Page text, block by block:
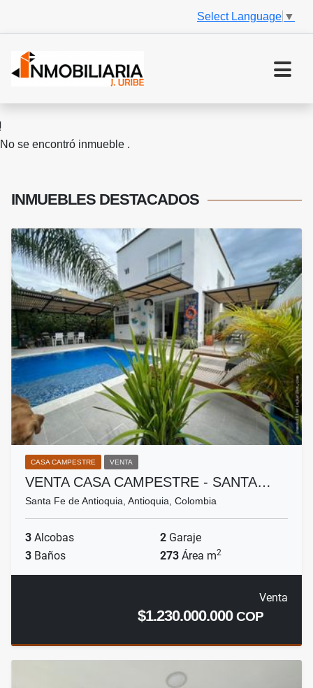
Select Language ▼
No se encontró inmueble .
INMUEBLES DESTACADOS
CASA CAMPESTRE VENTA
VENTA CASA CAMPESTRE - SANTA…
Santa Fe de Antioquia, Antioquia, Colombia
3 Alcobas 2 Garaje
3 Baños 273 Área m2
Venta
$1.230.000.000COP